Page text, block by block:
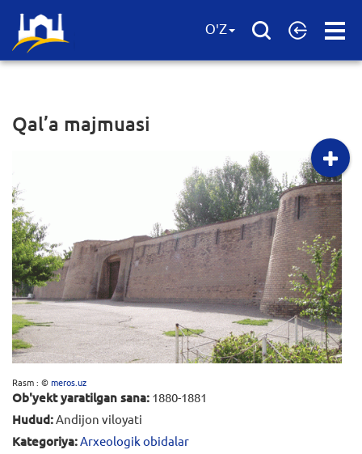
Open
O'Z
Qal’a majmuasi
Rasm : ©meros.uz
Ob'yekt yaratilgan sana: 1880-1881
Hudud: Andijon viloyati
Kategoriya: Arxeologik obidalar